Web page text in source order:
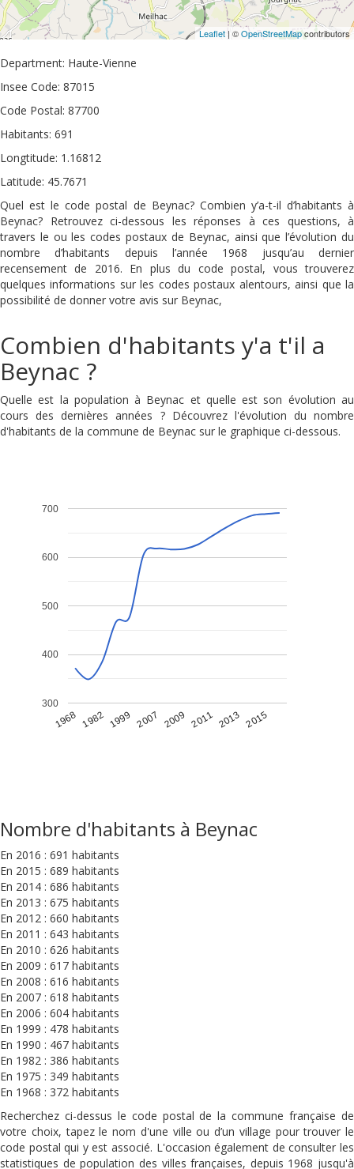
Leaflet | ©OpenStreetMapcontributors
Department: Haute-Vienne
Insee Code: 87015
Code Postal: 87700
Habitants: 691
Longtitude: 1.16812
Latitude: 45.7671
Quel est le code postal de Beynac? Combien y’a-t-il d’habitants à
Beynac? Retrouvez ci-dessous les réponses à ces questions, à
travers le ou les codes postaux de Beynac, ainsi que l’évolution du
nombre d’habitants depuis l’année 1968 jusqu’au dernier
recensement de 2016. En plus du code postal, vous trouverez
quelques informations sur les codes postaux alentours, ainsi que la
possibilité de donner votre avis sur Beynac,
Combien d'habitants y'a t'il a
Beynac ?
Quelle est la population à Beynac et quelle est son évolution au
cours des dernières années ? Découvrez l'évolution du nombre
d'habitants de la commune de Beynac sur le graphique ci-dessous.
1968 1982 1999 2007 2009 2011 2013 2015
300
400
500
600
700
Nombre d'habitants à Beynac
En 2016 : 691 habitants
En 2015 : 689 habitants
En 2014 : 686 habitants
En 2013 : 675 habitants
En 2012 : 660 habitants
En 2011 : 643 habitants
En 2010 : 626 habitants
En 2009 : 617 habitants
En 2008 : 616 habitants
En 2007 : 618 habitants
En 2006 : 604 habitants
En 1999 : 478 habitants
En 1990 : 467 habitants
En 1982 : 386 habitants
En 1975 : 349 habitants
En 1968 : 372 habitants
Recherchez ci-dessus le code postal de la commune française de
votre choix, tapez le nom d'une ville ou d’un village pour trouver le
code postal qui y est associé. L'occasion également de consulter les
statistiques de population des villes françaises, depuis 1968 jusqu'à